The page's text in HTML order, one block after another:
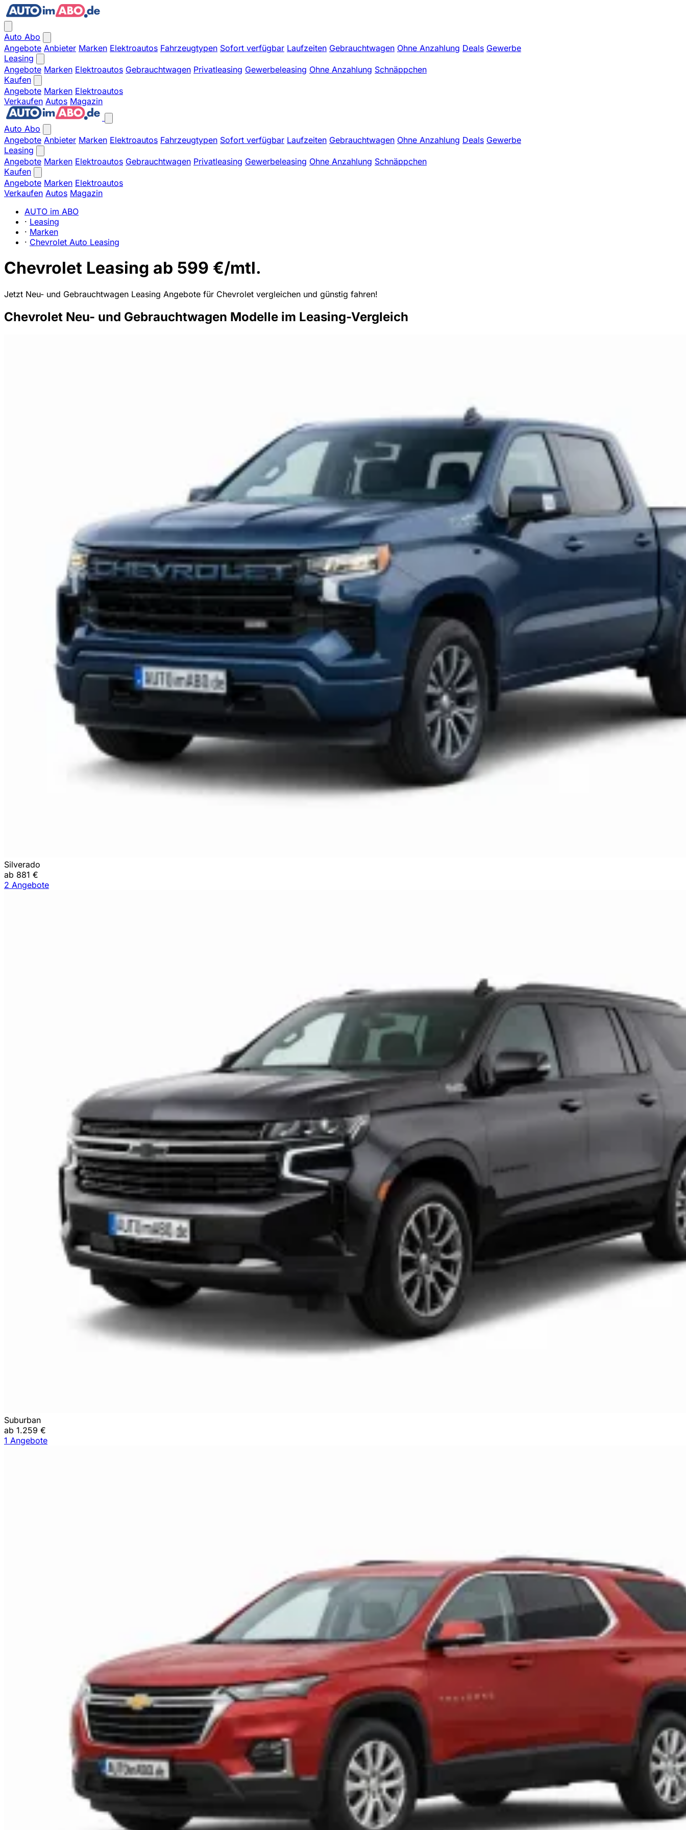
Auto Abo
Angebote Anbieter Marken Elektroautos Fahrzeugtypen Sofort verfügbar Laufzeiten Gebrauchtwagen Ohne Anzahlung Deals Gewerbe
Leasing
Angebote Marken Elektroautos Gebrauchtwagen Privatleasing Gewerbeleasing Ohne Anzahlung Schnäppchen
Kaufen
Angebote Marken Elektroautos
Verkaufen Autos Magazin
Auto Abo
Angebote Anbieter Marken Elektroautos Fahrzeugtypen Sofort verfügbar Laufzeiten Gebrauchtwagen Ohne Anzahlung Deals Gewerbe
Leasing
Angebote Marken Elektroautos Gebrauchtwagen Privatleasing Gewerbeleasing Ohne Anzahlung Schnäppchen
Kaufen
Angebote Marken Elektroautos
Verkaufen Autos Magazin
AUTO im ABO
· Leasing
· Marken
· Chevrolet Auto Leasing
Chevrolet Leasing ab 599 €/mtl.
Jetzt Neu- und Gebrauchtwagen Leasing Angebote für Chevrolet vergleichen und günstig fahren!
Chevrolet Neu- und Gebrauchtwagen Modelle im Leasing-Vergleich
Silverado
ab 881 €
2 Angebote
Suburban
ab 1.259 €
1 Angebote